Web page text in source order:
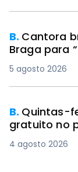
B. Cantora
Braga para
5 agosto 2026
B. Quintas-
gratuito no
4 agosto 2026